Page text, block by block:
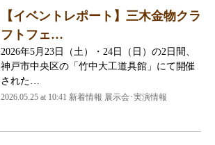
【イベントレポート】三木金物クラ
フトフェ…
2026年5月23日（土）・24日（日）の2日間、
神戸市中央区の「竹中大工道具館」にて開催
された…
2026.05.25 at 10:41 新着情報 展示会･実演情報